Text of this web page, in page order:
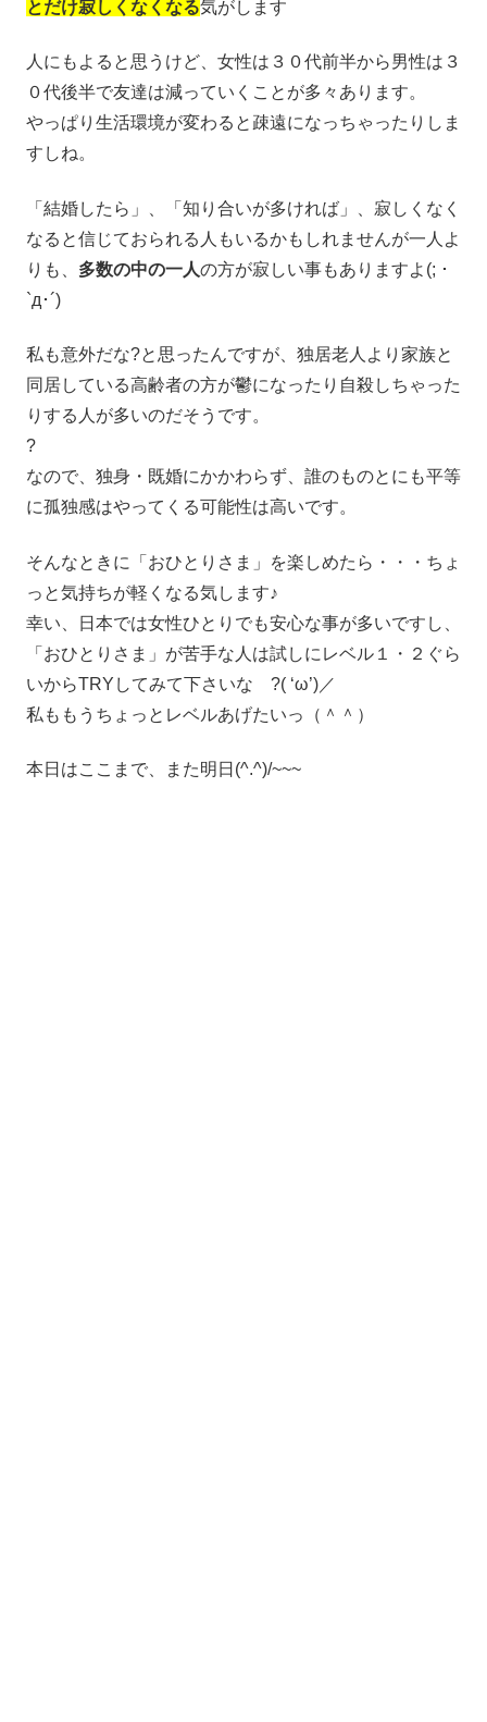
とだけ寂しくなくなる気がします
人にもよると思うけど、女性は３０代前半から男性は３
０代後半で友達は減っていくことが多々あります。
やっぱり生活環境が変わると疎遠になっちゃったりしま
すしね。
「結婚したら」、「知り合いが多ければ」、寂しくなく
なると信じておられる人もいるかもしれませんが一人よ
りも、 多数の中の一人の方が寂しい事もありますよ(; ･
`д･´)
私も意外だな?と思ったんですが、独居老人より家族と
同居している高齢者の方が鬱になったり自殺しちゃった
りする人が多いのだそうです。
?
なので、独身・既婚にかかわらず、誰のものとにも平等
に孤独感はやってくる可能性は高いです。
そんなときに「おひとりさま」を楽しめたら・・・ちょ
っと気持ちが軽くなる気します♪
幸い、日本では女性ひとりでも安心な事が多いですし、
「おひとりさま」が苦手な人は試しにレベル１・２ぐら
いからTRYしてみて下さいな ?( ‘ω’)／
私ももうちょっとレベルあげたいっ（＾＾）
本日はここまで、また明日(^.^)/~~~